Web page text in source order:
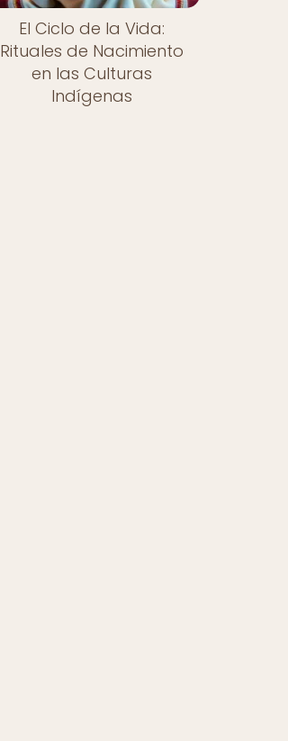
El Ciclo de la Vida:
Rituales de Nacimiento
en las Culturas
Indígenas